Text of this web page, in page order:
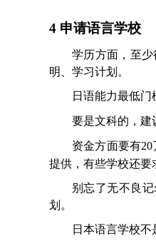
4 申请语言学校
学历方面，至
明、学习计划。
日语能力最低门
要是文科的，建
资金方面要有20
提供，有些学校还要
别忘了无不良
划。
日本语言学校不